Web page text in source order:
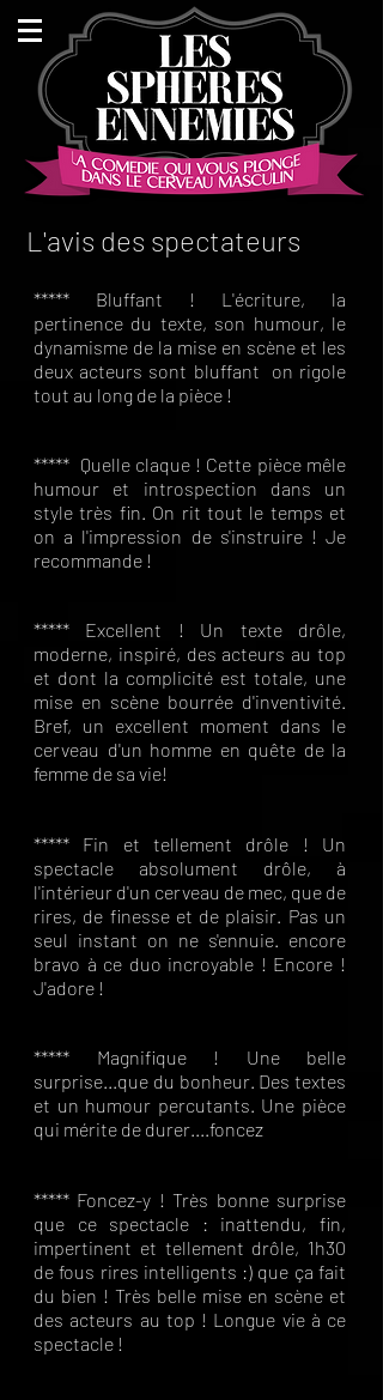
L'avis des spectateurs
***** Bluffant ! L'écriture, la
pertinence du texte, son humour, le
dynamisme de la mise en scène et les
deux acteurs sont bluffant on rigole
tout au long de la pièce !
***** Quelle claque ! Cette pièce mêle
humour et introspection dans un
style très fin. On rit tout le temps et
on a l'impression de s'instruire ! Je
recommande !
***** Excellent ! Un texte drôle,
moderne, inspiré, des acteurs au top
et dont la complicité est totale, une
mise en scène bourrée d'inventivité.
Bref, un excellent moment dans le
cerveau d'un homme en quête de la
femme de sa vie!
***** Fin et tellement drôle ! Un
spectacle absolument drôle, à
l'intérieur d'un cerveau de mec, que de
rires, de finesse et de plaisir. Pas un
seul instant on ne s'ennuie. encore
bravo à ce duo incroyable ! Encore !
J'adore !
***** Magnifique ! Une belle
surprise...que du bonheur. Des textes
et un humour percutants. Une pièce
qui mérite de durer....foncez
***** Foncez-y ! Très bonne surprise
que ce spectacle : inattendu, fin,
impertinent et tellement drôle, 1h30
de fous rires intelligents :) que ça fait
du bien ! Très belle mise en scène et
des acteurs au top ! Longue vie à ce
spectacle !